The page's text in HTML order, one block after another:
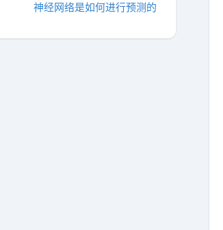
神经网络是如何进行预测的